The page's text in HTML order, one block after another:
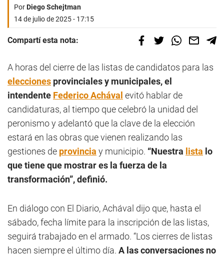
PorDiego Schejtman
14 de julio de 2025 - 17:15
Compartí esta nota:
A horas del cierre de las listas de candidatos para las
elecciones provinciales y municipales, el
intendente Federico Achával evitó hablar de
candidaturas, al tiempo que celebró la unidad del
peronismo y adelantó que la clave de la elección
estará en las obras que vienen realizando las
gestiones de provincia y municipio. “Nuestra lista lo
que tiene que mostrar es la fuerza de la
transformación”, definió.
En diálogo con El Diario, Achával dijo que, hasta el
sábado, fecha límite para la inscripción de las listas,
seguirá trabajado en el armado. “Los cierres de listas
hacen siempre el último día. A las conversaciones no